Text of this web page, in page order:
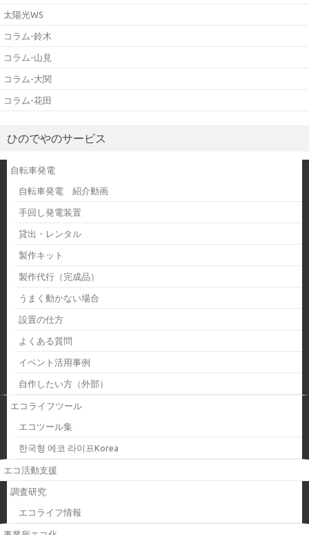
太陽光WS
コラム-鈴木
コラム-山見
コラム-大関
コラム-花田
ひのでやのサービス
自転車発電
自転車発電 紹介動画
手回し発電装置
貸出・レンタル
製作キット
製作代行（完成品）
うまく動かない場合
設置の仕方
よくある質問
イベント活用事例
自作したい方（外部）
エコライフツール
エコツール集
한국형 에코 라이프Korea
エコ活動支援
調査研究
エコライフ情報